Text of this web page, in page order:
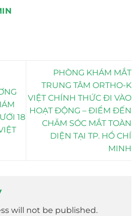
18
PHÒNG KHÁM MẮT
TRUNG TÂM ORTHO-K
VIỆT CHÍNH THỨC ĐI VÀO
HOẠT ĐỘNG – ĐIỂM ĐẾN
CHĂM SÓC MẮT TOÀN
DIỆN TẠI TP. HỒ CHÍ
MINH
will not be published.